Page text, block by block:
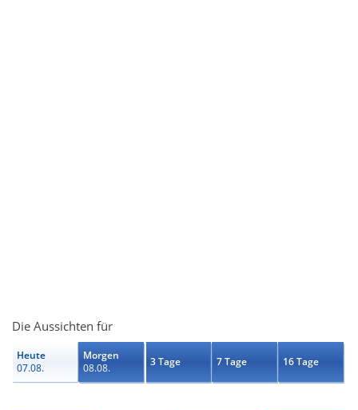
Die Aussichten für
Heute
07.08.
Morgen
08.08.
3 Tage 7 Tage 16 Tage